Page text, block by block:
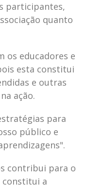
participantes,
quanto
os educadores e
esta constitui
e outras
ação.
para
público e
contribui para o
constitui a